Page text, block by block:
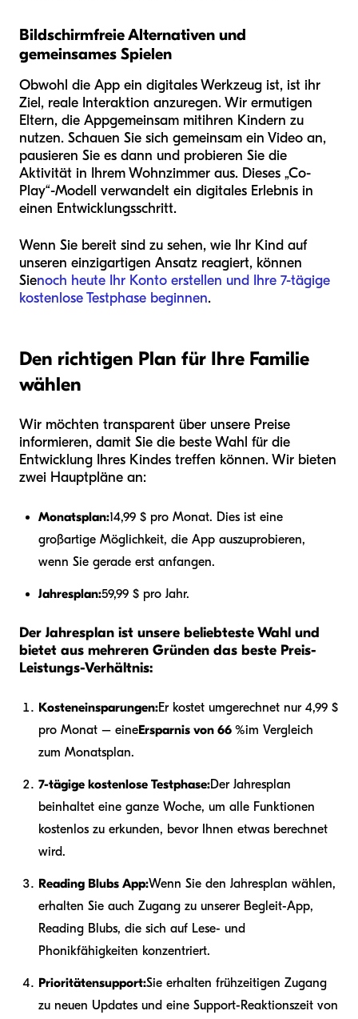
Bildschirmfreie Alternativen und
gemeinsames Spielen
Obwohl die App ein digitales Werkzeug ist, ist ihr
Ziel, reale Interaktion anzuregen. Wir ermutigen
Eltern, die Appgemeinsam mitihren Kindern zu
nutzen. Schauen Sie sich gemeinsam ein Video an,
pausieren Sie es dann und probieren Sie die
Aktivität in Ihrem Wohnzimmer aus. Dieses „Co-
Play“-Modell verwandelt ein digitales Erlebnis in
einen Entwicklungsschritt.
Wenn Sie bereit sind zu sehen, wie Ihr Kind auf
unseren einzigartigen Ansatz reagiert, können
Sienoch heute Ihr Konto erstellen und Ihre 7-tägige
kostenlose Testphase beginnen.
Den richtigen Plan für Ihre Familie
wählen
Wir möchten transparent über unsere Preise
informieren, damit Sie die beste Wahl für die
Entwicklung Ihres Kindes treffen können. Wir bieten
zwei Hauptpläne an:
Monatsplan:14,99 $ pro Monat. Dies ist eine
großartige Möglichkeit, die App auszuprobieren,
wenn Sie gerade erst anfangen.
Jahresplan:59,99 $ pro Jahr.
Der Jahresplan ist unsere beliebteste Wahl und
bietet aus mehreren Gründen das beste Preis-
Leistungs-Verhältnis:
Kosteneinsparungen:Er kostet umgerechnet nur 4,99 $
pro Monat – eineErsparnis von 66 %im Vergleich
zum Monatsplan.
7-tägige kostenlose Testphase:Der Jahresplan
beinhaltet eine ganze Woche, um alle Funktionen
kostenlos zu erkunden, bevor Ihnen etwas berechnet
wird.
Reading Blubs App:Wenn Sie den Jahresplan wählen,
erhalten Sie auch Zugang zu unserer Begleit-App,
Reading Blubs, die sich auf Lese- und
Phonikfähigkeiten konzentriert.
Prioritätensupport:Sie erhalten frühzeitigen Zugang
zu neuen Updates und eine Support-Reaktionszeit von